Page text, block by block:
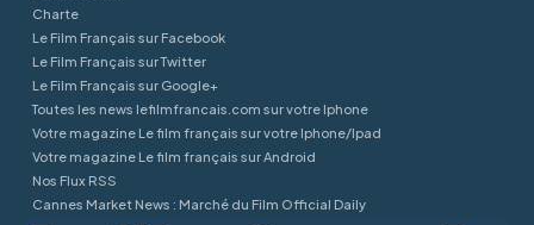
Charte
Le Film Français sur Facebook
Le Film Français sur Twitter
Le Film Français sur Google+
Toutes les news lefilmfrancais.com sur votre Iphone
Votre magazine Le film français sur votre Iphone/Ipad
Votre magazine Le film français sur Android
Nos Flux RSS
Cannes Market News : Marché du Film Official Daily